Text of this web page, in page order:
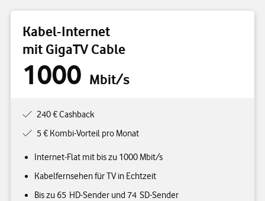
Kabel-Internet
mit GigaTV Cable
1000 Mbit/s
240 € Cashback
5 € Kombi-Vorteil pro Monat
Internet-Flat mit bis zu 1000 Mbit/s
Kabelfernsehen für TV in Echtzeit
Bis zu 65 HD-Sender und 74 SD-Sender